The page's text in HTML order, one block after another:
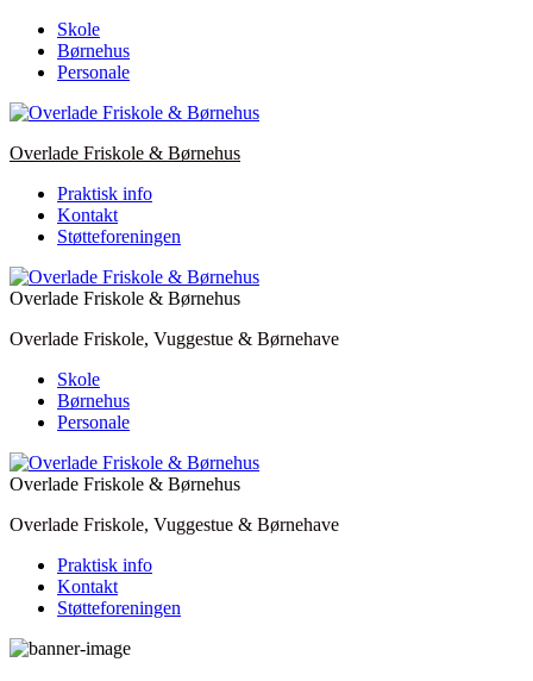
Skip
content
Skole
Børnehus
Personale
Overlade Friskole & Børnehus
Praktisk info
Kontakt
Støtteforeningen
Overlade Friskole & Børnehus
Overlade Friskole, Vuggestue & Børnehave
Skole
Børnehus
Personale
Overlade Friskole & Børnehus
Overlade Friskole, Vuggestue & Børnehave
Praktisk info
Kontakt
Støtteforeningen